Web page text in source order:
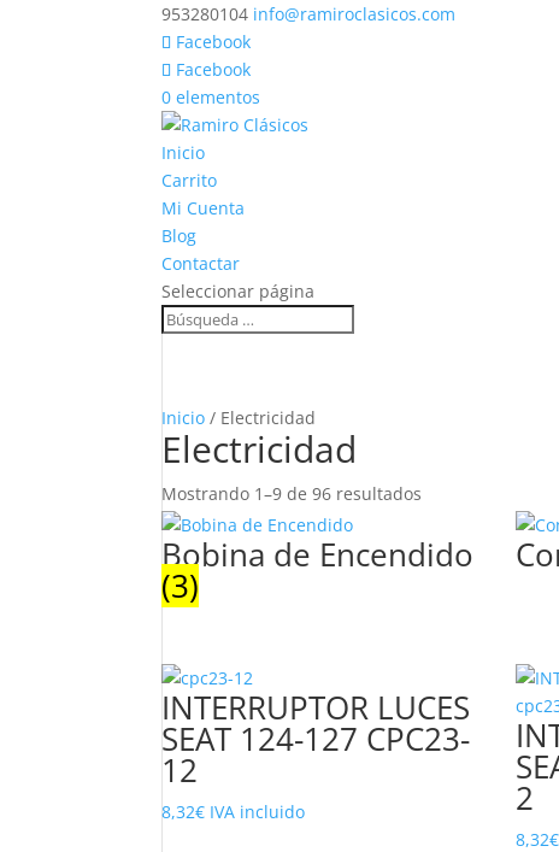
953280104 info@ramiroclasicos.com
Facebook
Facebook
0 elementos
Inicio
Carrito
Mi Cuenta
Blog
Contactar
Seleccionar página
Inicio / Electricidad
Electricidad
Mostrando 1–9 de 96 resultados
popularidad
Bobina de Encendido
(3)
INTERRUPTOR LUCES
SEAT 124-127 CPC23-
12
8,32€ IVA incluido 2
8,32€